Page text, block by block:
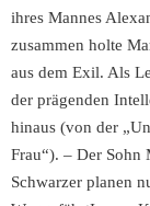
ihres Mannes
zusammen holte
aus dem Exil. Als
der prägenden
hinaus (von der
Frau“). – Der Sohn
Schwarzer planen